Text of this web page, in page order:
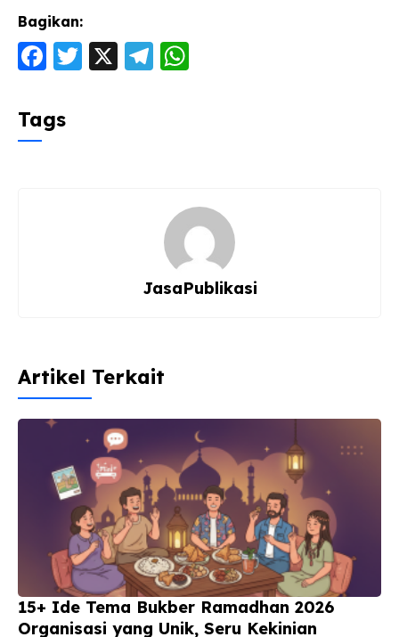
Bagikan:
F
c
e
T
X
T
p
p
Tags
JasaPublikasi
Artikel Terkait
15+ Ide Tema Bukber Ramadhan 2026
Organisasi yang Unik, Seru Kekinian